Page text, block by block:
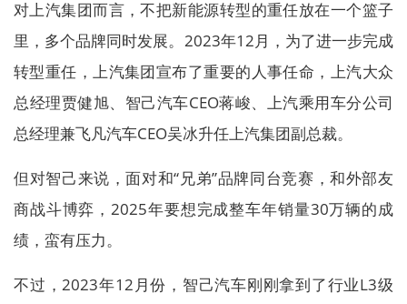
对上汽集团而言，不把新能源转型的重任放在一个篮子
里，多个品牌同时发展。2023年12月，为了进一步完成
转型重任，上汽集团宣布了重要的人事任命，上汽大众
总经理贾健旭、智己汽车CEO蒋峻、上汽乘用车分公司
总经理兼飞凡汽车CEO吴冰升任上汽集团副总裁。
但对智己来说，面对和“兄弟”品牌同台竞赛，和外部友
商战斗博弈，2025年要想完成整车年销量30万辆的成
绩，蛮有压力。
不过，2023年12月份，智己汽车刚刚拿到了行业L3级